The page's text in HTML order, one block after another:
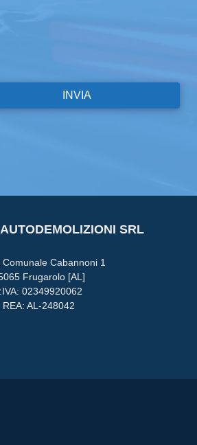
SRL
Comunale Cabannoni 1
Frugarolo [AL]
02349920062
REA: AL-248042